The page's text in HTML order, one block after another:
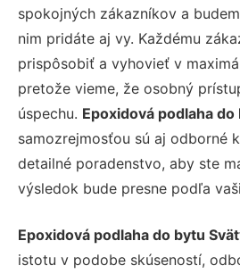
spokojných zákazníkov a
nim pridáte aj vy. Každému
prispôsobiť a vyhovieť v
pretože vieme, že osobný
úspechu. Epoxidová podlaha
samozrejmosťou sú aj odborné
detailné poradenstvo, aby ste
výsledok bude presne podľa
Epoxidová podlaha do bytu
istotu v podobe skúseností,